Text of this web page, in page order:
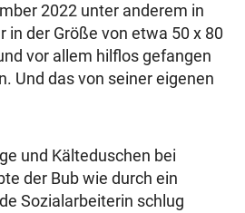
2022 unter anderem in
in der Größe von etwa 50 x 80
vor allem hilflos gefangen
Und das von seiner eigenen
und Kälteduschen bei
der Bub wie durch ein
Sozialarbeiterin schlug